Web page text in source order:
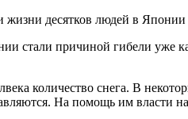
жизни десятков людей в Японии
стали причиной гибели уже
количество снега. В
На помощь им власти